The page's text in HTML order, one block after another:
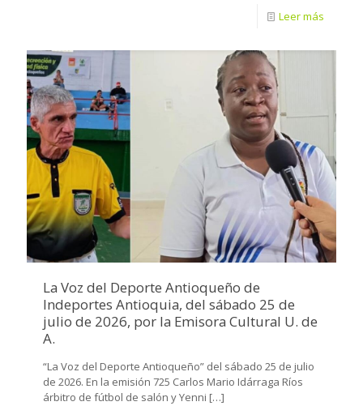
Leer más
La Voz del Deporte Antioqueño de
Indeportes Antioquia, del sábado 25 de
julio de 2026, por la Emisora Cultural U. de
A.
“La Voz del Deporte Antioqueño” del sábado 25 de julio
de 2026. En la emisión 725 Carlos Mario Idárraga Ríos
árbitro de fútbol de salón y Yenni […]